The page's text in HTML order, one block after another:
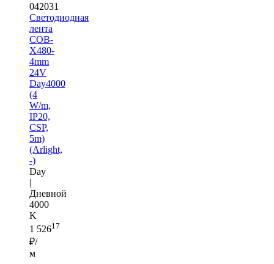
042031
Светодиодная
лента
COB-
X480-
4mm
24V
Day4000
(4
W/m,
IP20,
CSP,
5m)
(Arlight,
-)
Day
|
Дневной
4000
K
1 52617
₽/
м